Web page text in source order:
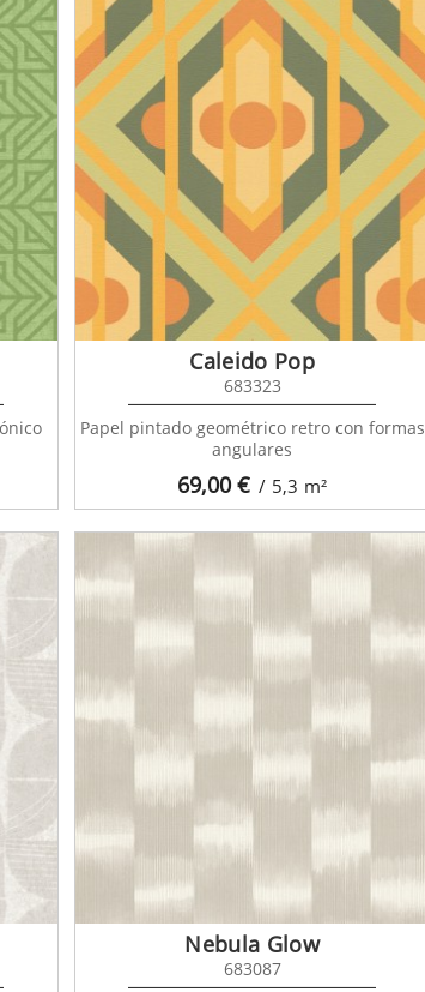
69,00€ / 5,3 m²
Caleido Pop
683323
Papel pintado geométrico retro con formas
angulares
Nebula Glow
683087